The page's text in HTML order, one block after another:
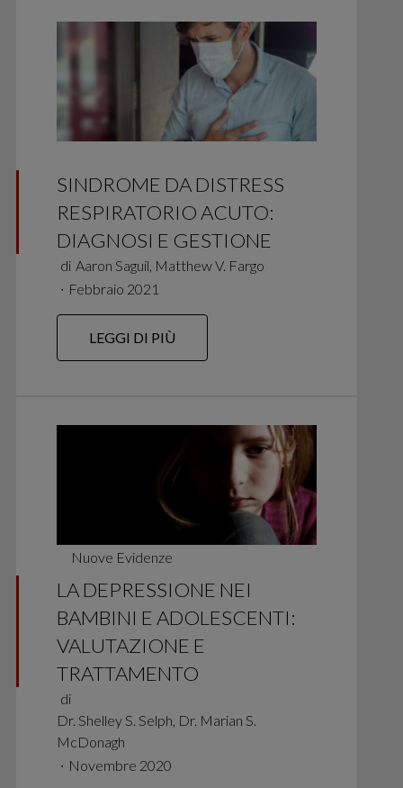
SINDROME DA DISTRESS
RESPIRATORIO ACUTO:
DIAGNOSI E GESTIONE
di Aaron Saguil, Matthew V. Fargo
∙ Febbraio 2021
LEGGI DI PIÙ
Nuove Evidenze
LA DEPRESSIONE NEI
BAMBINI E ADOLESCENTI:
VALUTAZIONE E
TRATTAMENTO
di
Dr. Shelley S. Selph, Dr. Marian S.
McDonagh
∙ Novembre 2020